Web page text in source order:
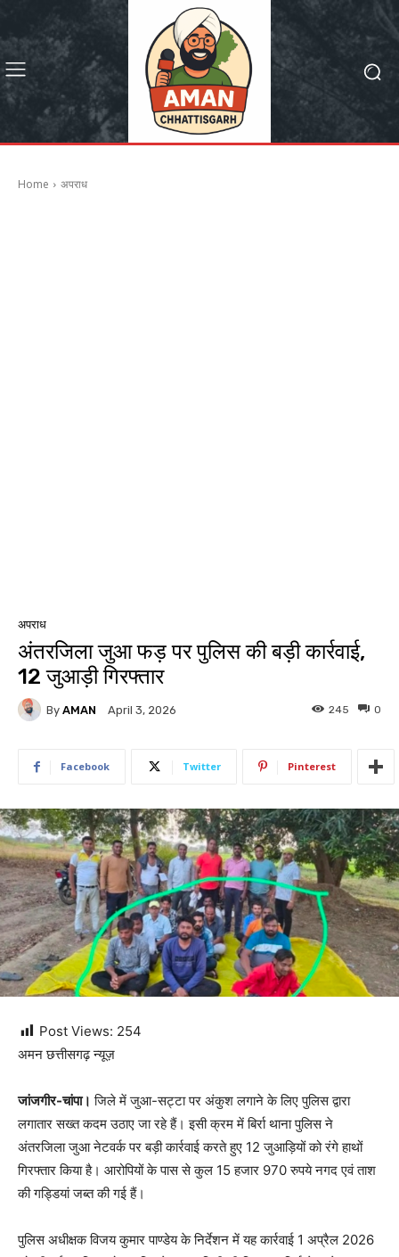
Home अपराध
अपराध
अंतरजिला जुआ फड़ पर पुलिस की बड़ी कार्रवाई,
12 जुआड़ी गिरफ्तार
By AMAN April 3, 2026 0
245
Facebook Twitter Pinterest
Post Views: 254
अमन छत्तीसगढ़ न्यूज़
जांजगीर-चांपा। जिले में जुआ-सट्टा पर अंकुश लगाने के लिए पुलिस द्वारा
लगातार सख्त कदम उठाए जा रहे हैं। इसी क्रम में बिर्रा थाना पुलिस ने
अंतरजिला जुआ नेटवर्क पर बड़ी कार्रवाई करते हुए 12 जुआड़ियों को रंगे हाथों
गिरफ्तार किया है। आरोपियों के पास से कुल 15 हजार 970 रुपये नगद एवं ताश
की गड्डियां जब्त की गई हैं।
पुलिस अधीक्षक विजय कुमार पाण्डेय के निर्देशन में यह कार्रवाई 1 अप्रैल 2026